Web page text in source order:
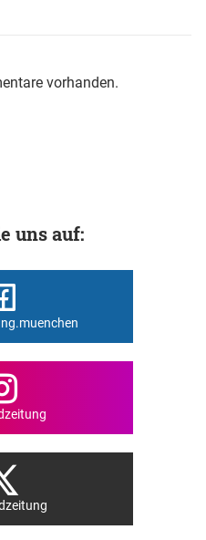
vorhanden.
uns auf: